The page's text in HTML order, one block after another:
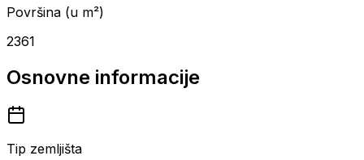
Površina (u m²)
2361
Osnovne informacije
Tip zemljišta